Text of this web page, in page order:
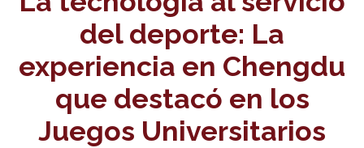
del deporte: La
experiencia en Chengdu
que destacó en los
Juegos Universitarios